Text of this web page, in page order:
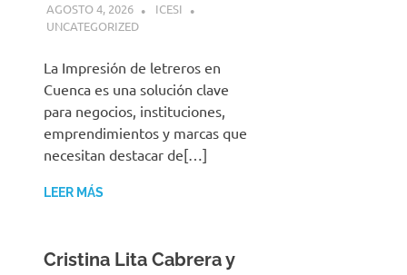
AGOSTO 4, 2026
ICESI
UNCATEGORIZED
La Impresión de letreros en
Cuenca es una solución clave
para negocios, instituciones,
emprendimientos y marcas que
necesitan destacar de[…]
LEER MÁS
Cristina Lita Cabrera y